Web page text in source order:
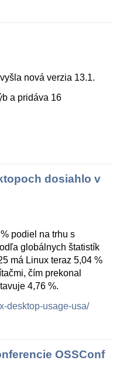
nová verzia 13.1.
a pridáva 16
dosiahlo v
podiel na trhu s
globálnych štatistík
má Linux teraz 5,04 %
čím prekonal
4,76 %.
desktop-usage-usa/
OSSConf